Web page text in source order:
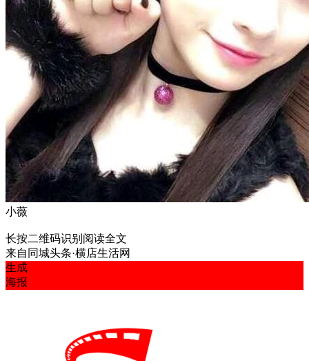
小薇
长按二维码识别阅读全文
来自 同城头条·横店生活网
生成
海报